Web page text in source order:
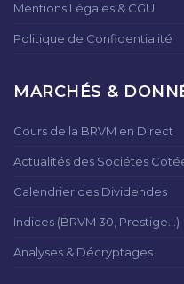
Mentions Légales & CGU
Politique de Confidentialité
MARCHÉS &
Cours de la BRVM en Direct
Actualités des Sociétés
Calendrier des Dividendes
Indices (BRVM 30, Prestige...)
Analyses & Décryptages